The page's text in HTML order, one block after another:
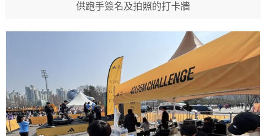
供跑手簽名及拍照的打卡牆